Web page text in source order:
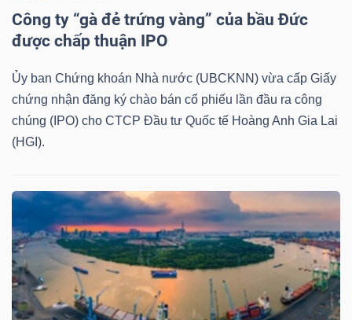
Công ty “gà đẻ trứng vàng” của bầu Đức
được chấp thuận IPO
Ủy ban Chứng khoán Nhà nước (UBCKNN) vừa cấp Giấy
chứng nhận đăng ký chào bán cổ phiếu lần đầu ra công
chúng (IPO) cho CTCP Đầu tư Quốc tế Hoàng Anh Gia Lai
(HGI).
CỤ
ĐẦU
TƯ
TRUY
XUẤT
DỮ
Ngành